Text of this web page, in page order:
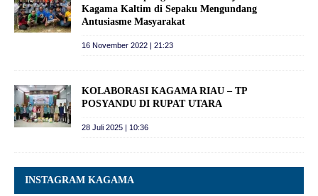
Kagama Kaltim di Sepaku Mengundang
Antusiasme Masyarakat
16 November 2022 | 21:23
KOLABORASI KAGAMA RIAU – TP
POSYANDU DI RUPAT UTARA
28 Juli 2025 | 10:36
INSTAGRAM KAGAMA